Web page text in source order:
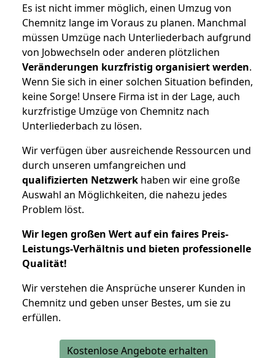
Es ist nicht immer möglich, einen Umzug von
Chemnitz lange im Voraus zu planen. Manchmal
müssen Umzüge nach Unterliederbach aufgrund
von Jobwechseln oder anderen plötzlichen
Veränderungen kurzfristig organisiert werden.
Wenn Sie sich in einer solchen Situation befinden,
keine Sorge! Unsere Firma ist in der Lage, auch
kurzfristige Umzüge von Chemnitz nach
Unterliederbach zu lösen.
Wir verfügen über ausreichende Ressourcen und
durch unseren umfangreichen und
qualifizierten Netzwerk haben wir eine große
Auswahl an Möglichkeiten, die nahezu jedes
Problem löst.
Wir legen großen Wert auf ein faires Preis-
Leistungs-Verhältnis und bieten professionelle
Qualität!
Wir verstehen die Ansprüche unserer Kunden in
Chemnitz und geben unser Bestes, um sie zu
erfüllen.
Kostenlose Angebote erhalten